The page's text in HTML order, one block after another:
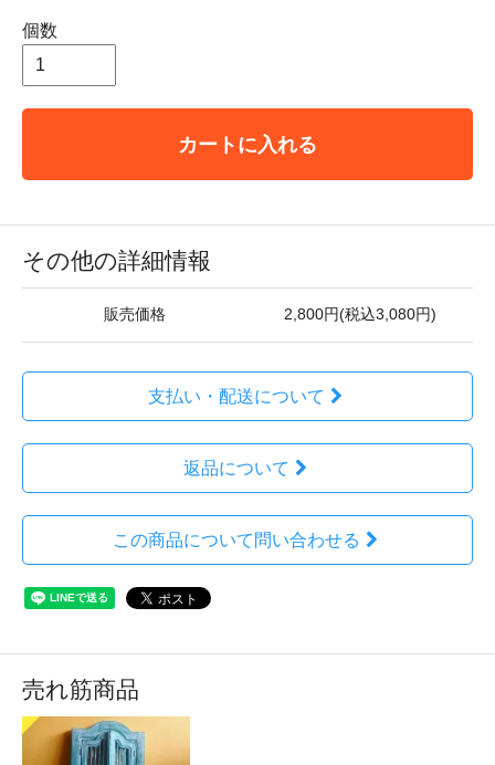
個数
カートに入れる
その他の詳細情報
販売価格 2,800円(税込3,080円)
支払い・配送について
返品について
この商品について問い合わせる
売れ筋商品